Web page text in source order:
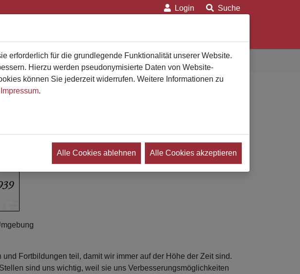
Login Suche
Schmidt oHG
Fortbildungen teil, damit wir immer auf der Höhe der Zeit sind.
sind uns wichtig, weil sie uns Verbesserungsmöglichkeiten
erforderlich für die grundlegende Funktionalität unserer Website.
Hierzu werden pseudonymisierte Daten von Website-
können Sie jederzeit widerrufen. Weitere Informationen zu
Impressum.
Alle Cookies ablehnen Alle Cookies akzeptieren